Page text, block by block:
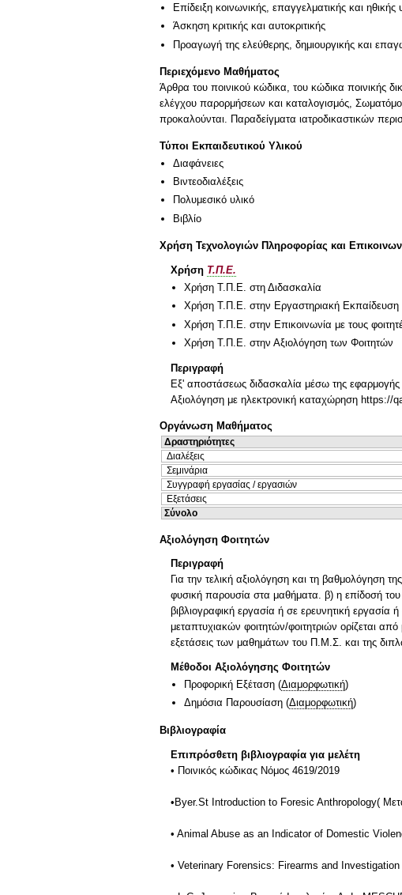
Επίδειξη κοινωνικής, επαγγελματικής και
Άσκηση κριτικής και αυτοκριτικής
Προαγωγή της ελεύθερης, δημιουργικής και
Περιεχόμενο Μαθήματος
Άρθρα του ποινικού κώδικα, του κώδικα ποινικής
ελέγχου παρορμήσεων και καταλογισμός,
προκαλούνται. Παραδείγματα ιατροδικαστικών
Τύποι Εκπαιδευτικού Υλικού
Διαφάνειες
Βιντεοδιαλέξεις
Πολυμεσικό υλικό
Βιβλίο
Χρήση Τεχνολογιών Πληροφορίας και
Χρήση Τ.Π.Ε.
Χρήση Τ.Π.Ε. στη Διδασκαλία
Χρήση Τ.Π.Ε. στην Εργαστηριακή Εκπαίδευση
Χρήση Τ.Π.Ε. στην Επικοινωνία με τους
Χρήση Τ.Π.Ε. στην Αξιολόγηση των Φοιτητών
Περιγραφή
Εξ' αποστάσεως διδασκαλία μέσω της
Αξιολόγηση με ηλεκτρονική καταχώρηση https://
Οργάνωση Μαθήματος
Δραστηριότητες
Διαλέξεις
Σεμινάρια
Συγγραφή εργασίας / εργασιών
Εξετάσεις
Σύνολο
Αξιολόγηση Φοιτητών
Περιγραφή
Για την τελική αξιολόγηση και τη βαθμολόγηση
φυσική παρουσία στα μαθήματα. β) η επίδοσή του
βιβλιογραφική εργασία ή σε ερευνητική
μεταπτυχιακών φοιτητών/φοιτητριών ορίζεται
εξετάσεις των μαθημάτων του Π.Μ.Σ. και της
Μέθοδοι Αξιολόγησης Φοιτητών
Προφορική Εξέταση (Διαμορφωτική)
Δημόσια Παρουσίαση (Διαμορφωτική)
Βιβλιογραφία
Επιπρόσθετη βιβλιογραφία για μελέτη
• Ποινικός κώδικας Νόμος 4619/2019
•Byer.St Introduction to Foresic Anthropology(
• Animal Abuse as an Indicator of Domestic
• Veterinary Forensics: Firearms and